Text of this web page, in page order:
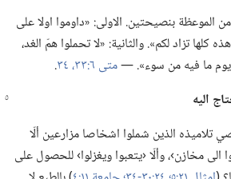
الموعظة بنصيحتين.‏ الاولى:‏ «داوموا اولا على
كلها تزاد لكم».‏ والثانية:‏ «لا تحملوا همّ الغد،‏
يوم ما فيه من سوء».‏ —‏متى ٦:‏٣٣،‏ ٣٤
‏.‏
اليه
الذين شملوا اشخاصا مزارعين ألّا
مخازن›،‏ وألّا ‹يتعبوا ويغزلوا› للحصول على